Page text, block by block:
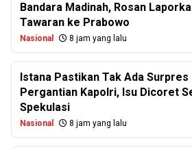
Bandara Madinah, Rosan
Tawaran ke Prabowo
Nasional 8 jam yang lalu
Istana Pastikan Tak Ada Surpres
Pergantian Kapolri, Isu Dicoret
Spekulasi
Nasional 8 jam yang lalu